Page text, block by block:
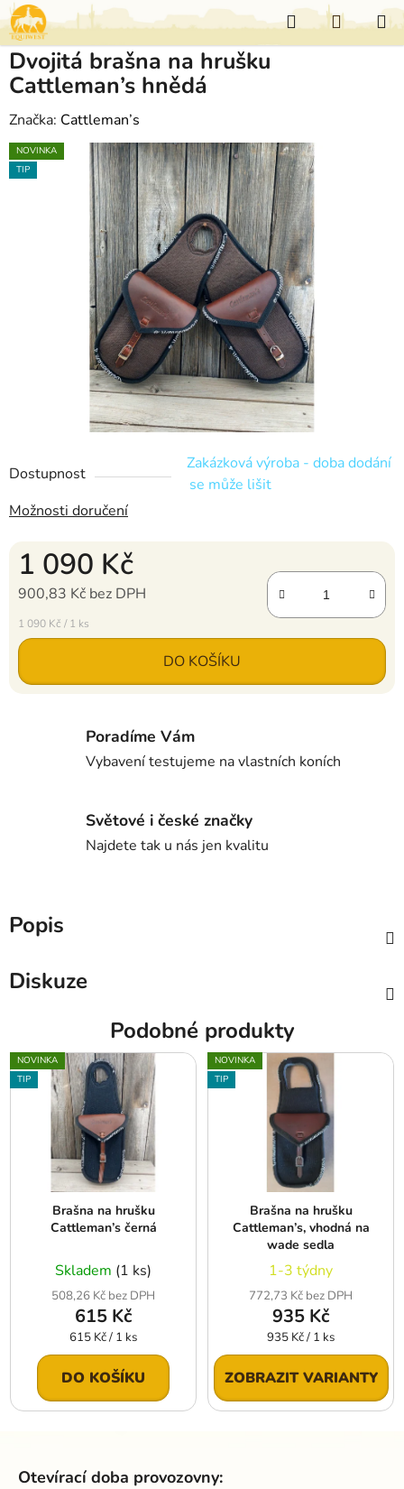
Přejít
na
obsah
Hledat
KOŠÍK
Dostupnost
Zakázková výroba - doba dodání
se může lišit
Možnosti doručení
1 090 Kč
900,83 Kč bez DPH
Měrná cena:
1 090 Kč / 1 ks
DO KOŠÍKU
Dvojitá brašna na hrušku
Cattleman’s hnědá
Značka: Cattleman’s
NOVINKA
TIP
Poradíme Vám
Vybavení testujeme na vlastních koních
Světové i české značky
Najdete tak u nás jen kvalitu
Popis
Diskuze
Podobné produkty
NOVINKA
TIP
Brašna na hrušku
Cattleman’s černá
Skladem (1 ks)
508,26 Kč bez DPH
615 Kč
Měrná
cena:
615 Kč / 1 ks
DO KOŠÍKU
NOVINKA
TIP
Brašna na hrušku
Cattleman’s, vhodná na
wade sedla
1-3 týdny
772,73 Kč bez DPH
935 Kč
Měrná
cena:
935 Kč / 1 ks
ZOBRAZIT VARIANTY
Otevírací doba provozovny: